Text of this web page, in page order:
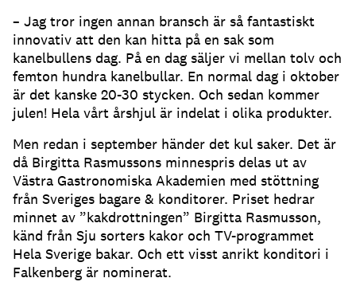
– Jag tror ingen annan bransch är så fantastiskt
innovativ att den kan hitta på en sak som
kanelbullens dag. På en dag säljer vi mellan tolv och
femton hundra kanelbullar. En normal dag i oktober
är det kanske 20-30 stycken. Och sedan kommer
julen! Hela vårt årshjul är indelat i olika produkter.
Men redan i september händer det kul saker. Det är
då Birgitta Rasmussons minnespris delas ut av
Västra Gastronomiska Akademien med stöttning
från Sveriges bagare & konditorer. Priset hedrar
minnet av ”kakdrottningen” Birgitta Rasmusson,
känd från Sju sorters kakor och TV-programmet
Hela Sverige bakar. Och ett visst anrikt konditori i
Falkenberg är nominerat.